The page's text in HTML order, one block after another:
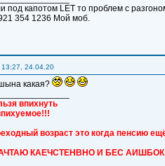
под капотом LET то проблем с
354 1236 Мой моб.
13:27, 24.04.20
какая?
впихнуть
возраст это когда пенсию
КАЕЧСТЕНВНО И БЕС